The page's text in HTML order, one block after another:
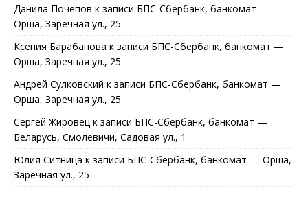
Данила Почепов к записи БПС-Сбербанк, банкомат —
Орша, Заречная ул., 25
Ксения Барабанова к записи БПС-Сбербанк, банкомат —
Орша, Заречная ул., 25
Андрей Сулковский к записи БПС-Сбербанк, банкомат —
Орша, Заречная ул., 25
Сергей Жировец к записи БПС-Сбербанк, банкомат —
Беларусь, Смолевичи, Садовая ул., 1
Юлия Ситница к записи БПС-Сбербанк, банкомат — Орша,
Заречная ул., 25